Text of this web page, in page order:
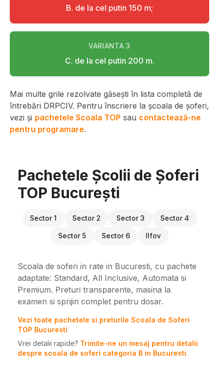
B. de la cel putin 150 m;
VARIANTA3
C. de la cel putin 200 m.
Mai multe grile rezolvate găsești în lista completă de
întrebări DRPCIV. Pentru înscriere la școala de șoferi,
vezi și pachetele Scoala TOP sau contactează-ne
pentru programare.
Pachetele Școlii de Șoferi
TOP București
Sector 1 Sector 2 Sector 3 Sector 4
Sector 5 Sector 6 Ilfov
Scoala de soferi in rate in Bucuresti, cu pachete
adaptate: Standard, All Inclusive, Automata si
Premium. Preturi transparente, masina la
examen si sprijin complet pentru dosar.
Vezi toate pachetele si preturile Scoala de Soferi
TOP Bucuresti
Vrei detalii rapide? Trimite-ne un mesaj pentru detalii
despre scoala de soferi categoria B in Bucuresti.